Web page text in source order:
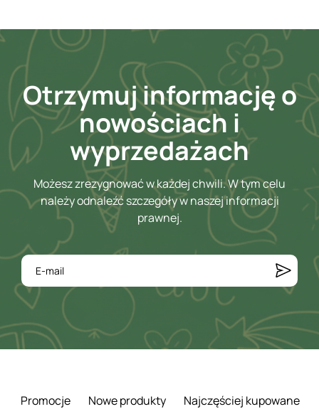
Otrzymuj informację o
nowościach i
wyprzedażach
Możesz zrezygnować w każdej chwili. W tym celu
należy odnaleźć szczegóły w naszej informacji
prawnej.
Promocje Nowe produkty Najczęściej kupowane